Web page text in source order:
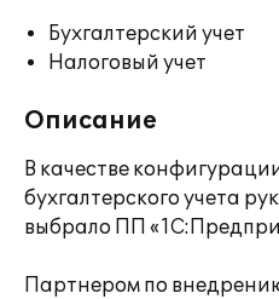
Бухгалтерский учет
Налоговый учет
Описание
В качестве
бухгалтерского учета
выбрало ПП
Партнером по